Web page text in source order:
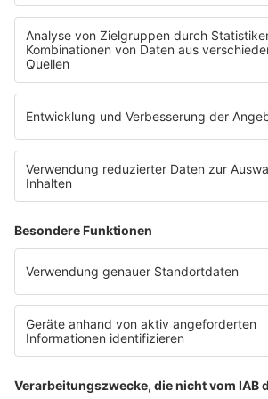
Uniklinik Tübingen eröffnet
Fahrradparkhaus
Die Uniklinik Tübingen hat ein neues
eröffnet. Direkt an der
E-Bikes über eine
Impressum
Datenschutzerklärung